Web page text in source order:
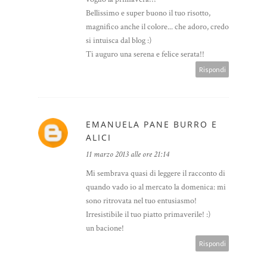
Bellissimo e super buono il tuo risotto,
magnifico anche il colore... che adoro, credo
si intuisca dal blog :)
Ti auguro una serena e felice serata!!
Rispondi
EMANUELA PANE BURRO E
ALICI
11 marzo 2013 alle ore 21:14
Mi sembrava quasi di leggere il racconto di
quando vado io al mercato la domenica: mi
sono ritrovata nel tuo entusiasmo!
Irresistibile il tuo piatto primaverile! :)
un bacione!
Rispondi